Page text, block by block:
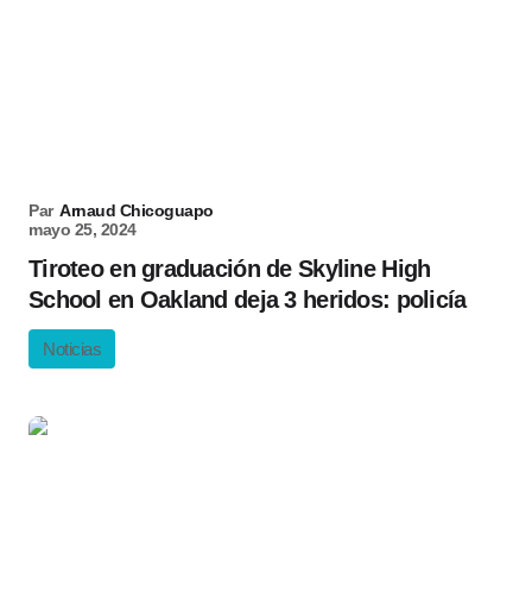
Par Arnaud Chicoguapo
mayo 25, 2024
Tiroteo en graduación de Skyline High
School en Oakland deja 3 heridos: policía
Noticias